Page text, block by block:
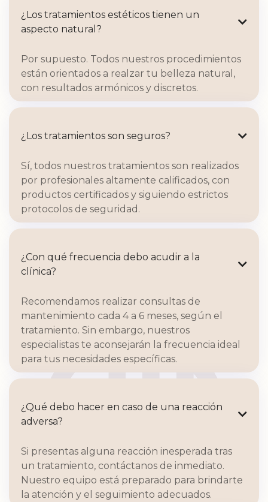
¿Los tratamientos estéticos tienen un
aspecto natural?

Por supuesto. Todos nuestros procedimientos
están orientados a realzar tu belleza natural,
con resultados armónicos y discretos.
¿Los tratamientos son seguros? 
Sí, todos nuestros tratamientos son realizados
por profesionales altamente calificados, con
productos certificados y siguiendo estrictos
protocolos de seguridad.
¿Con qué frecuencia debo acudir a la
clínica?

Recomendamos realizar consultas de
mantenimiento cada 4 a 6 meses, según el
tratamiento. Sin embargo, nuestros
especialistas te aconsejarán la frecuencia ideal
para tus necesidades específicas.
¿Qué debo hacer en caso de una reacción
adversa?

Si presentas alguna reacción inesperada tras
un tratamiento, contáctanos de inmediato.
Nuestro equipo está preparado para brindarte
la atención y el seguimiento adecuados.